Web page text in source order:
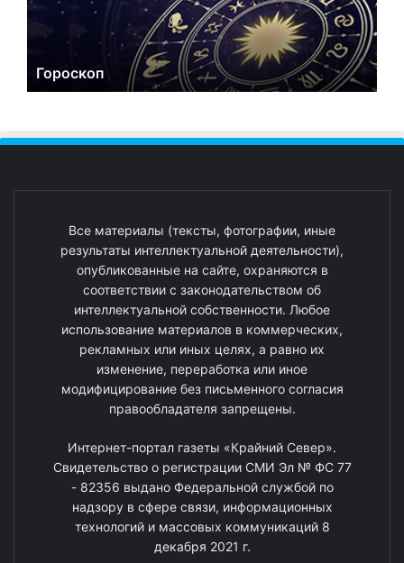
Гороскоп
Все материалы (тексты, фотографии, иные
результаты интеллектуальной деятельности),
опубликованные на сайте, охраняются в
соответствии с законодательством об
интеллектуальной собственности. Любое
использование материалов в коммерческих,
рекламных или иных целях, а равно их
изменение, переработка или иное
модифицирование без письменного согласия
правообладателя запрещены.
Интернет-портал газеты «Крайний Север».
Свидетельство о регистрации СМИ Эл № ФС 77
- 82356 выдано Федеральной службой по
надзору в сфере связи, информационных
технологий и массовых коммуникаций 8
декабря 2021 г.